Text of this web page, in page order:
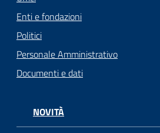
Enti e fondazioni
Politici
Personale Amministrativo
Documenti e dati
NOVITÀ